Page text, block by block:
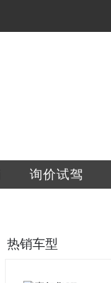
询价试驾
热销车型